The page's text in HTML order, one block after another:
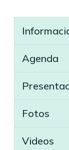
Agenda
Fotos
Videos